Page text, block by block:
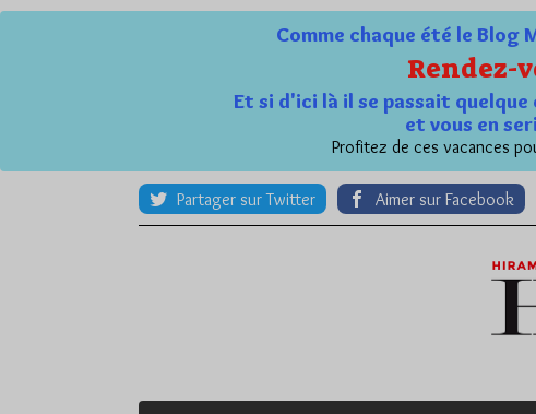
Comme chaque été le Blog
Rendez-
Et si d'ici là il se passait
et vous en
Profitez de ces vacances
Partager sur Twitter Aimer sur Facebook